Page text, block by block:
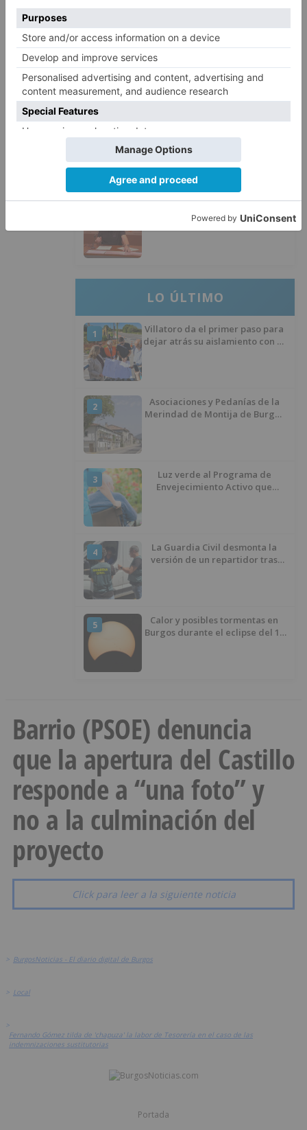
proceso de realojo
3
Un libro rescata la historia y
memoria del pueblo burgalés de
Huérmeces
4
CCOO Burgos tramita más de 200
expedientes de regularización
piscinas municipales de Burgos
llevan seis meses sin la
LO ÚLTIMO
1
Villatoro da el primer paso para
dejar atrás su aislamiento con el
2
Asociaciones y Pedanías de la
Merindad de Montija de Burgos
3
Luz verde al Programa de
Envejecimiento Activo que
4
La Guardia Civil desmonta la
versión de un repartidor tras
5
Calor y posibles tormentas en
Burgos durante el eclipse del 12
Barrio (PSOE) denuncia
que la apertura del Castillo
responde a “una foto” y
no a la culminación del
proyecto
Click para leer a la siguiente noticia
> BurgosNoticias - El diario digital de Burgos
> Local
>
Fernando Gómez tilda de 'chapuza' la labor de Tesorería en el caso de las
indemnizaciones sustitutorias
Portada